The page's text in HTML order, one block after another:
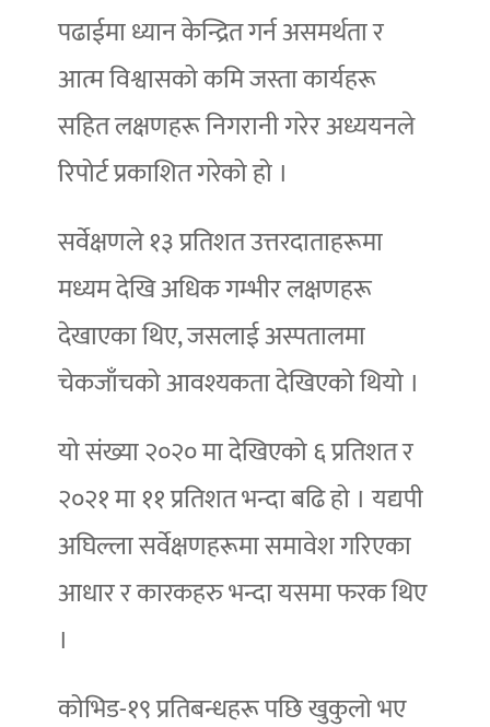
पढाईमा ध्यान केन्द्रित गर्न असमर्थता र
आत्म विश्वासको कमि जस्ता कार्यहरू
सहित लक्षणहरू निगरानी गरेर अध्ययनले
रिपोर्ट प्रकाशित गरेको हो ।
सर्वेक्षणले १३ प्रतिशत उत्तरदाताहरूमा
मध्यम देखि अधिक गम्भीर लक्षणहरू
देखाएका थिए, जसलाई अस्पतालमा
चेकजाँचको आवश्यकता देखिएको थियो ।
यो संख्या २०२० मा देखिएको ६ प्रतिशत र
२०२१ मा ११ प्रतिशत भन्दा बढि हो । यद्यपी
अघिल्ला सर्वेक्षणहरूमा समावेश गरिएका
आधार र कारकहरु भन्दा यसमा फरक थिए
।
कोभिड-१९ प्रतिबन्धहरू पछि खुकुलो भए